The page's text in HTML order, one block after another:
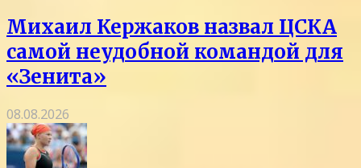
Михаил Кержаков назвал ЦСКА
самой неудобной командой для
«Зенита»
08.08.2026